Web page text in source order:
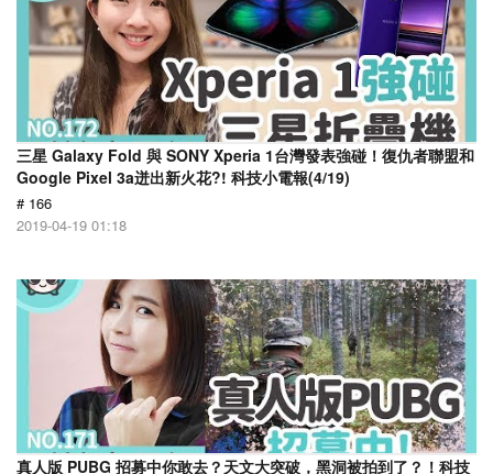
三星 Galaxy Fold 與 SONY Xperia 1台灣發表強碰！復仇者聯盟和
Google Pixel 3a迸出新火花?! 科技小電報(4/19)
# 166
2019-04-19 01:18
真人版 PUBG 招募中你敢去？天文大突破，黑洞被拍到了？！科技